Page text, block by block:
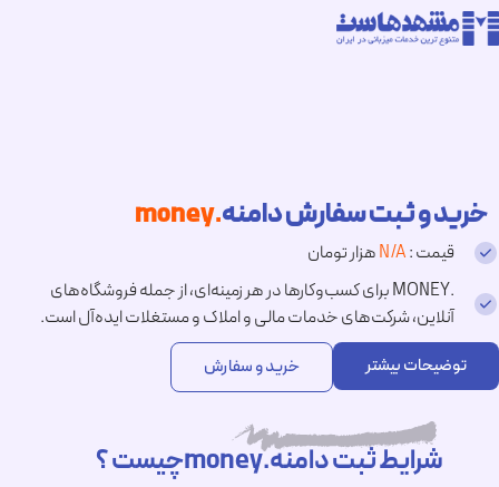
خرید و ثبت سفارش دامنه.money
قیمت :N/Aهزار تومان
.MONEY برای کسب‌وکارها در هر زمینه‌ای، از جمله فروشگاه‌های
آنلاین، شرکت‌های خدمات مالی و املاک و مستغلات ایده‌آل است.
توضیحات بیشتر خرید و سفارش
شرایط ثبت دامنه.moneyچیست ؟